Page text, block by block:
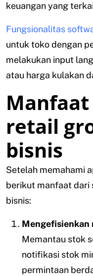
keuangan yang
Fungsionalitas
untuk toko dengan
melakukan input
atau harga kulakan
retail
bisnis
Setelah memahami
berikut manfaat dari
bisnis:
Mengefisienkan
Memantau stok
notifikasi stok
permintaan